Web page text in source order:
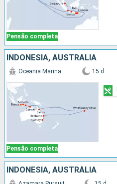
Pensão completa
INDONESIA, AUSTRÁLIA
Pensão completa
Oceania Marina 15 d
INDONESIA, AUSTRÁLIA